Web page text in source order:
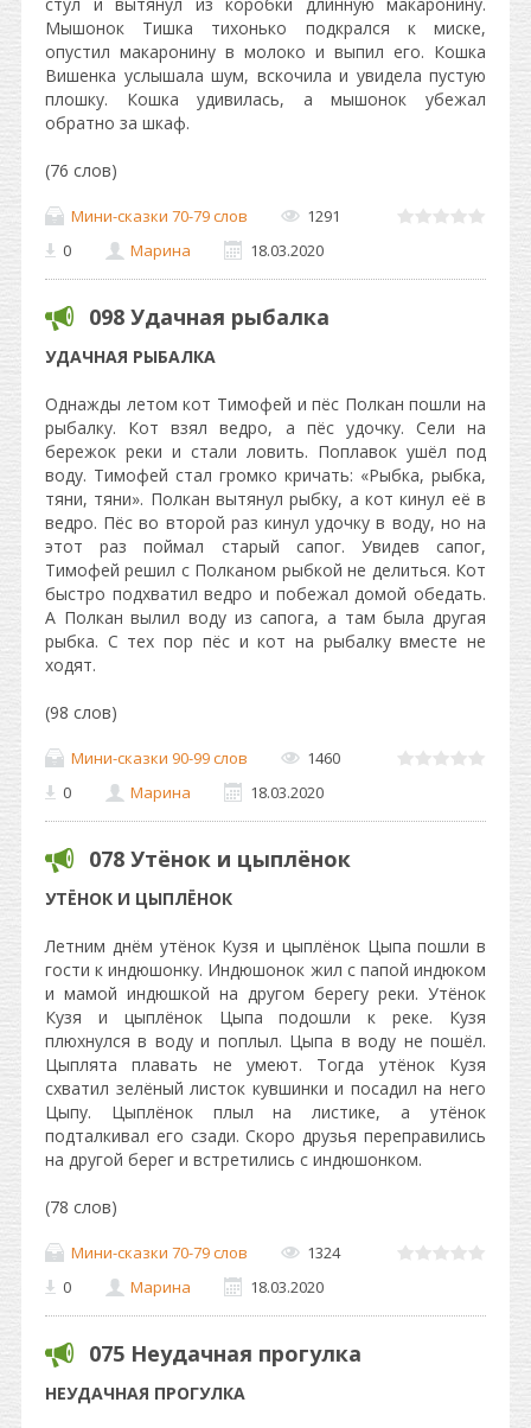
Мышонок Тишка тихонько подкрался к миске,
опустил макаронину в молоко и выпил его. Кошка
Вишенка услышала шум, вскочила и увидела пустую
плошку. Кошка удивилась, а мышонок убежал
обратно за шкаф.
(76 слов)
Мини-сказки 70-79 слов
1291
0
Марина 18.03.2020
098 Удачная рыбалка
УДАЧНАЯ РЫБАЛКА
Однажды летом кот Тимофей и пёс Полкан пошли на
рыбалку. Кот взял ведро, а пёс удочку. Сели на
бережок реки и стали ловить. Поплавок ушёл под
воду. Тимофей стал громко кричать: «Рыбка, рыбка,
тяни, тяни». Полкан вытянул рыбку, а кот кинул её в
ведро. Пёс во второй раз кинул удочку в воду, но на
этот раз поймал старый сапог. Увидев сапог,
Тимофей решил с Полканом рыбкой не делиться. Кот
быстро подхватил ведро и побежал домой обедать.
А Полкан вылил воду из сапога, а там была другая
рыбка. С тех пор пёс и кот на рыбалку вместе не
ходят.
(98 слов)
Мини-сказки 90-99 слов
1460
0
Марина 18.03.2020
078 Утёнок и цыплёнок
УТЁНОК И ЦЫПЛЁНОК
Летним днём утёнок Кузя и цыплёнок Цыпа пошли в
гости к индюшонку. Индюшонок жил с папой индюком
и мамой индюшкой на другом берегу реки. Утёнок
Кузя и цыплёнок Цыпа подошли к реке. Кузя
плюхнулся в воду и поплыл. Цыпа в воду не пошёл.
Цыплята плавать не умеют. Тогда утёнок Кузя
схватил зелёный листок кувшинки и посадил на него
Цыпу. Цыплёнок плыл на листике, а утёнок
подталкивал его сзади. Скоро друзья переправились
на другой берег и встретились с индюшонком.
(78 слов)
Мини-сказки 70-79 слов
1324
0
Марина 18.03.2020
075 Неудачная прогулка
НЕУДАЧНАЯ ПРОГУЛКА